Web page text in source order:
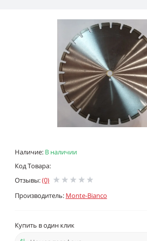
Наличие: В наличии
Код Товара:
Отзывы:(0)
Производитель: Monte-Bianco
Купить в один клик